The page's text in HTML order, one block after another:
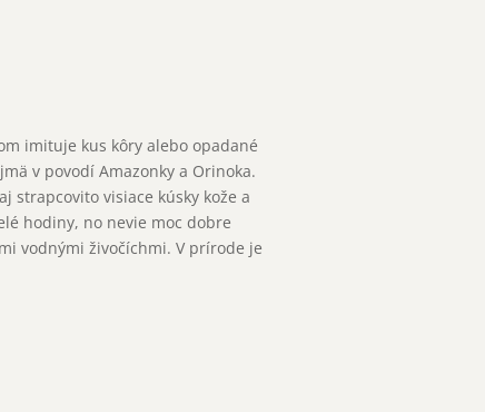
imituje kus kôry alebo opadané
v povodí Amazonky a Orinoka.
strapcovito visiace kúsky kože a
hodiny, no nevie moc dobre
vodnými živočíchmi. V prírode je